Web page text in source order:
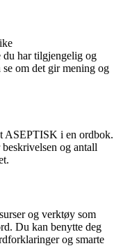
du har tilgjengelig og
se om det gir mening og
ASEPTISK i en ordbok.
og antall
og verktøy som
Du kan benytte deg
og smarte